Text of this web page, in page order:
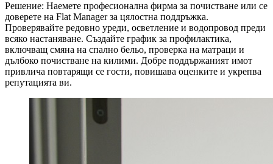
Решение: Наемете професионална фирма за почистване или се
доверете на Flat Manager за цялостна поддръжка.
Проверявайте редовно уреди, осветление и водопровод преди
всяко настаняване. Създайте график за профилактика,
включващ смяна на спално бельо, проверка на матраци и
дълбоко почистване на килими. Добре поддържаният имот
привлича повтарящи се гости, повишава оценките и укрепва
репутацията ви.